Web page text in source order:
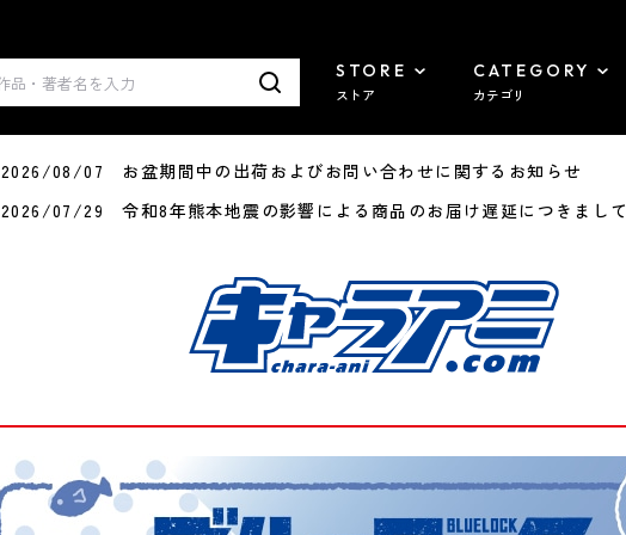
STORE
ストア
CATEGORY
カテゴリ
2026/08/07 お盆期間中の出荷およびお問い合わせに関するお知らせ
2026/07/29 令和8年熊本地震の影響による商品のお届け遅延につきまして